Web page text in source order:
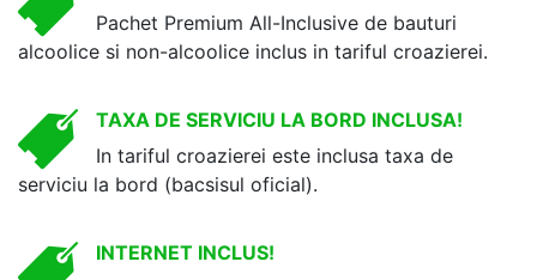
Pachet Premium All-Inclusive de bauturi
alcoolice si non-alcoolice inclus in tariful croazierei.
TAXA DE SERVICIU LA BORD INCLUSA!
In tariful croazierei este inclusa taxa de
serviciu la bord (bacsisul oficial).
INTERNET INCLUS!